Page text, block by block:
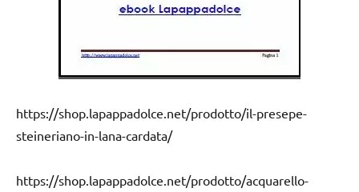
https://shop.lapappadolce.net/prodotto/il-presepe-
steineriano-in-lana-cardata/
https://shop.lapappadolce.net/prodotto/acquarello-